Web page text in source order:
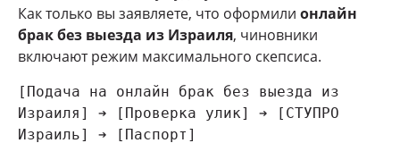
Как только вы заявляете, что оформили онлайн
брак без выезда из Израиля, чиновники
включают режим максимального скепсиса.
[Подача на онлайн брак без выезда из
Израиля] ➔ [Проверка улик] ➔ [СТУПРО